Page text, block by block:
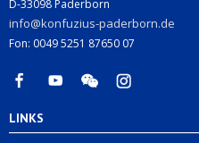
D-33098 Paderborn
info@konfuzius-paderborn.de
Fon: 0049 5251 87650 07
LINKS